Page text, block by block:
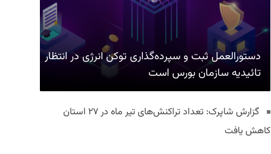
دستورالعمل ثبت و سپرده‌گذاری توکن انرژی در انتظار
تائیدیه سازمان بورس است
گزارش شاپرک: تعداد تراکنش‌های تیر ماه در ۲۷ استان‌
کاهش یافت